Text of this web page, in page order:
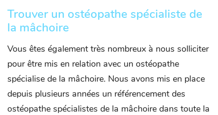
Trouver un ostéopathe spécialiste de
la mâchoire
Vous êtes également très nombreux à nous solliciter
pour être mis en relation avec un ostéopathe
spécialise de la mâchoire. Nous avons mis en place
depuis plusieurs années un référencement des
ostéopathe spécialistes de la mâchoire dans toute la